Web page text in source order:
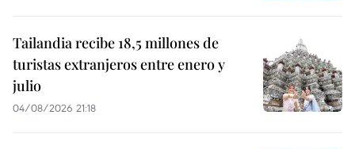
Tailandia recibe 18,5 millones de
turistas extranjeros entre enero y
julio
04/08/2026 21:18